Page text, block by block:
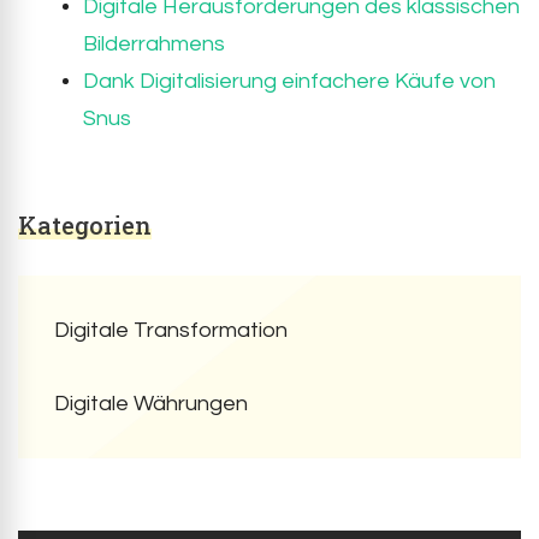
Digitale Herausforderungen des klassischen
Bilderrahmens
Dank Digitalisierung einfachere Käufe von
Snus
Kategorien
Digitale Transformation
Digitale Währungen